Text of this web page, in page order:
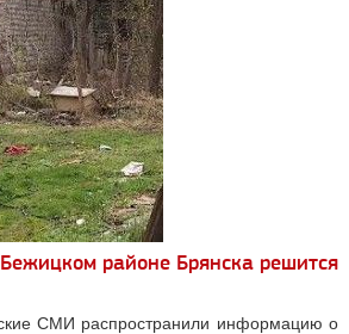
районе Брянска решится
СМИ распространили информацию о